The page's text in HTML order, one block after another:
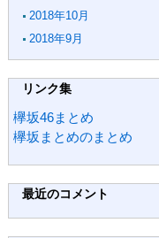
2018年10月
2018年9月
リンク集
欅坂46まとめ
欅坂まとめのまとめ
最近のコメント